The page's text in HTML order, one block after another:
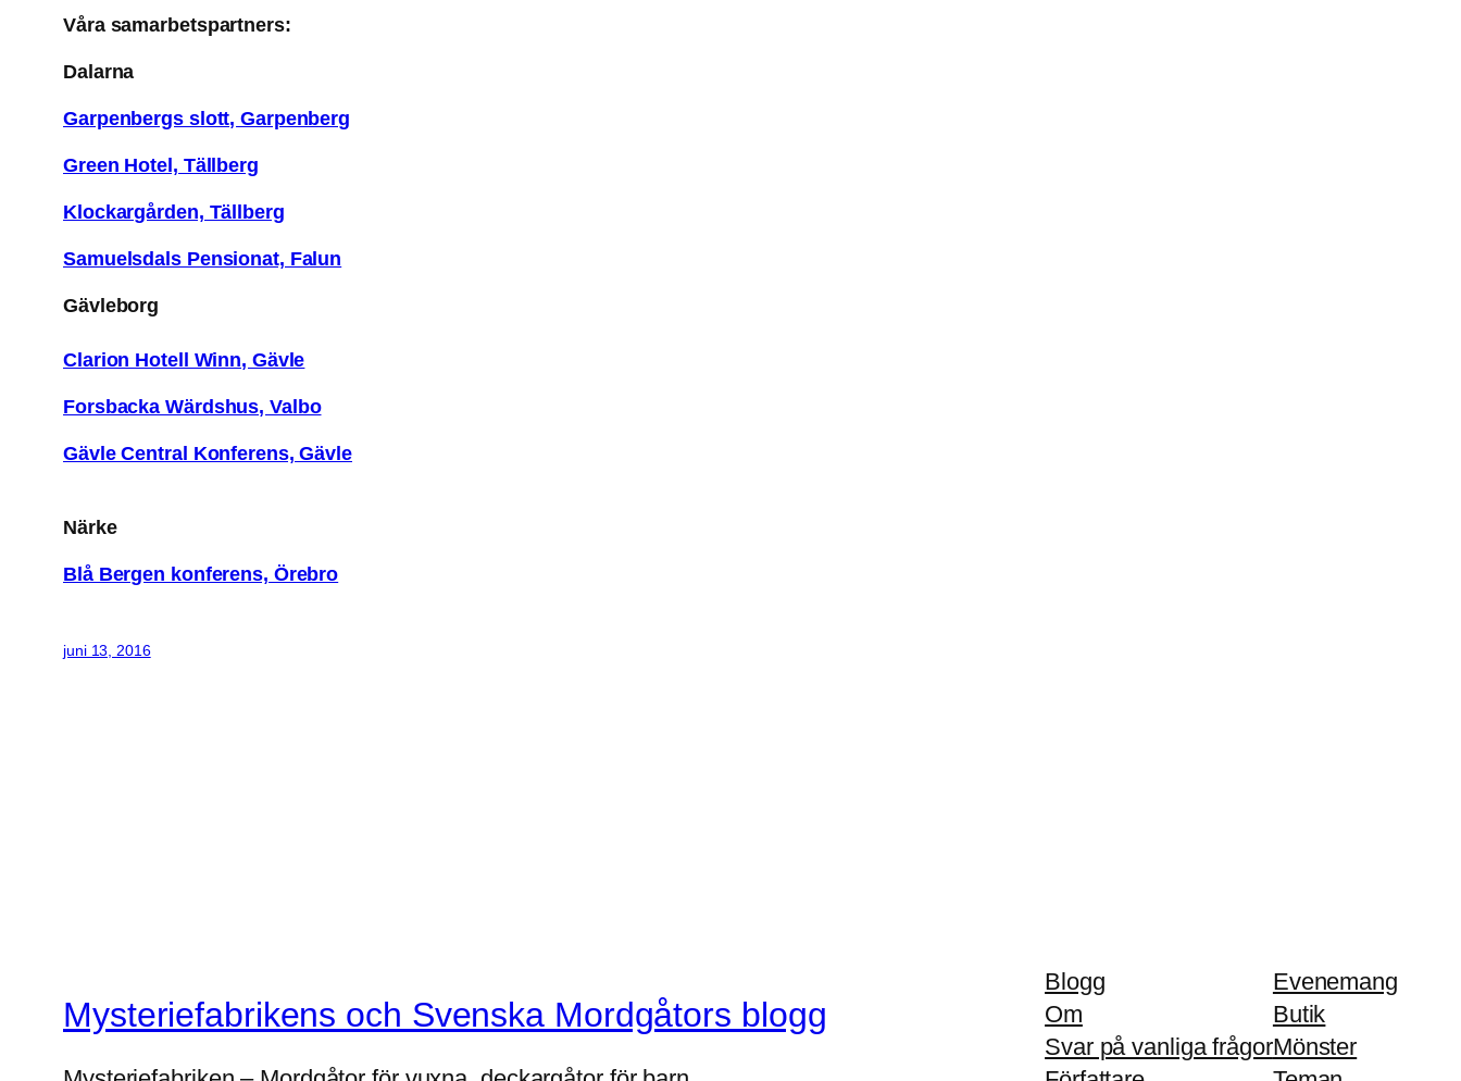
Våra samarbetspartners:
Dalarna
Garpenbergs slott, Garpenberg
Green Hotel, Tällberg
Klockargården, Tällberg
Samuelsdals Pensionat, Falun
Gävleborg
Clarion Hotell Winn, Gävle
Forsbacka Wärdshus, Valbo
Gävle Central Konferens, Gävle
Närke
Blå Bergen konferens, Örebro
juni 13, 2016
Mysteriefabrikens och Svenska Mordgåtors blogg
Blogg
Om
Svar på vanliga frågor
Evenemang
Butik
Mönster